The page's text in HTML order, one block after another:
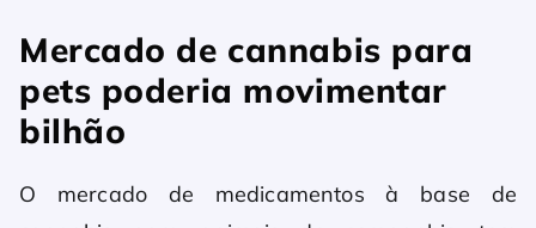
Mercado de cannabis para
pets poderia movimentar
bilhão
O mercado de medicamentos à base de